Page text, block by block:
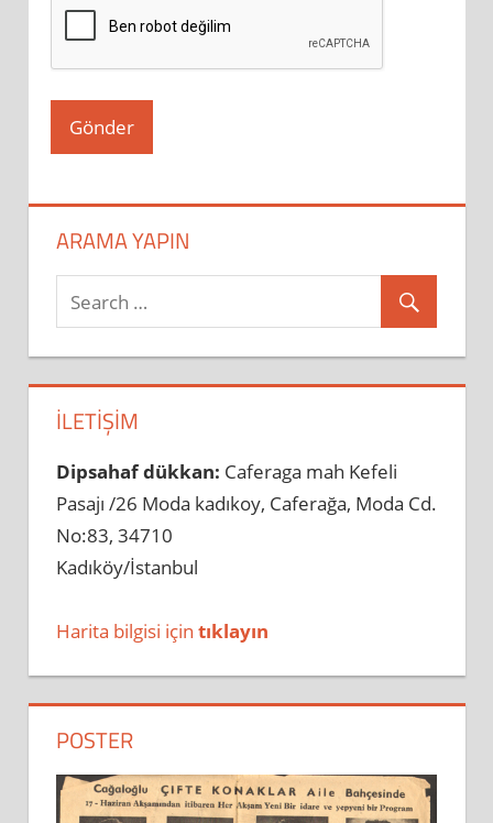
ARAMA YAPIN
İLETIŞIM
Dipsahaf dükkan: Caferaga mah Kefeli
Pasajı /26 Moda kadıkoy, Caferağa, Moda Cd.
No:83, 34710
Kadıköy/İstanbul
Harita bilgisi için tıklayın
POSTER